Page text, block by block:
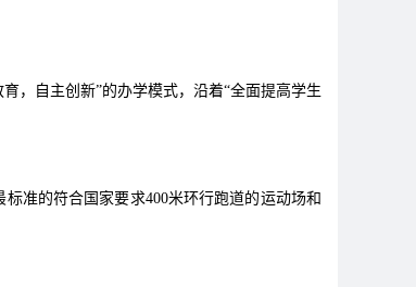
，自主创新”的办学模式，沿着“全面提高学生
的符合国家要求400米环行跑道的运动场和